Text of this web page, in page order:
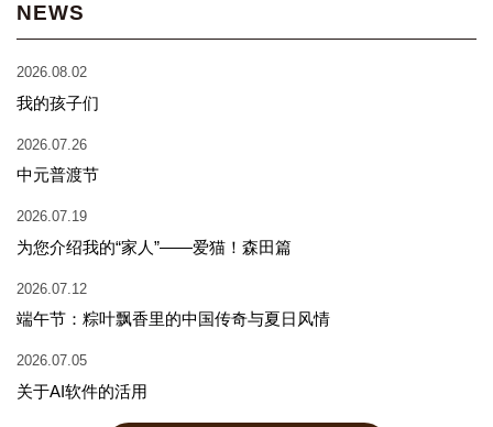
NEWS
2026.08.02
我的孩子们
2026.07.26
中元普渡节
2026.07.19
为您介绍我的“家人”——爱猫！森田篇
2026.07.12
端午节：粽叶飘香里的中国传奇与夏日风情
2026.07.05
关于AI软件的活用